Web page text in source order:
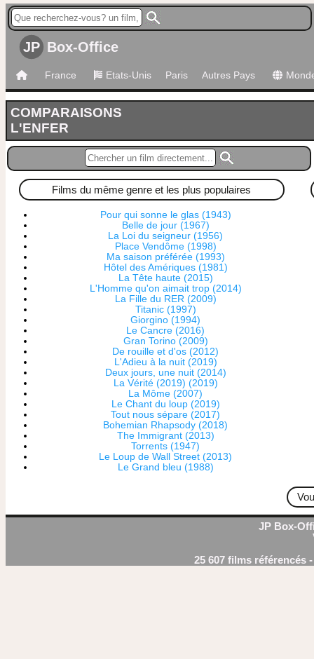
JP Box-Office
France Etats-Unis Paris Autres Pays
COMPARAISONS
L'ENFER
Films du même genre et les plus populaires
Pour qui sonne le glas (1943)
Belle de jour (1967)
La Loi du seigneur (1956)
Place Vendôme (1998)
Ma saison préférée (1993)
Hôtel des Amériques (1981)
La Tête haute (2015)
L'Homme qu'on aimait trop (2014)
La Fille du RER (2009)
Titanic (1997)
Giorgino (1994)
Le Cancre (2016)
Gran Torino (2009)
De rouille et d'os (2012)
L'Adieu à la nuit (2019)
Deux jours, une nuit (2014)
La Vérité (2019) (2019)
La Môme (2007)
Le Chant du loup (2019)
Tout nous sépare (2017)
Bohemian Rhapsody (2018)
The Immigrant (2013)
Torrents (1947)
Le Loup de Wall Street (2013)
Le Grand bleu (1988)
JP Box-
25 607 films référencés